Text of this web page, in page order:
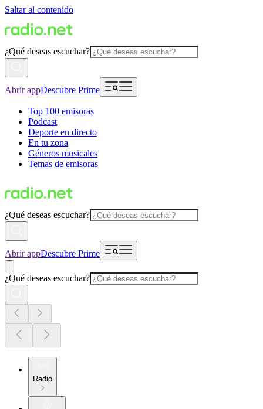
Saltar al contenido
¿Qué deseas escuchar?
Abrir appDescubre Prime
Top 100 emisoras
Podcast
Deporte en directo
En tu zona
Géneros musicales
Temas de emisoras
¿Qué deseas escuchar?
Abrir appDescubre Prime
¿Qué deseas escuchar?
Radio